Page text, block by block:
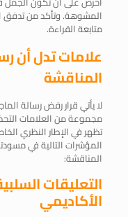
المشوهة. وتأكد من تدفق
متابعة القراءة.
علامات تدل أن
المناقشة
لا يأتي قرار رفض رسالة
مجموعة من العلامات
تظهر في الإطار النظري
المؤشرات التالية في
المناقشة:
التعليقات
الأكاديمي